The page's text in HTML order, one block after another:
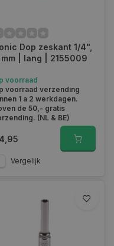
Dop zeskant 1/4",
| lang | 2155009
voorraad
voorraad verzending
1 a 2 werkdagen.
de 50,- gratis
(NL & BE)
Vergelijk